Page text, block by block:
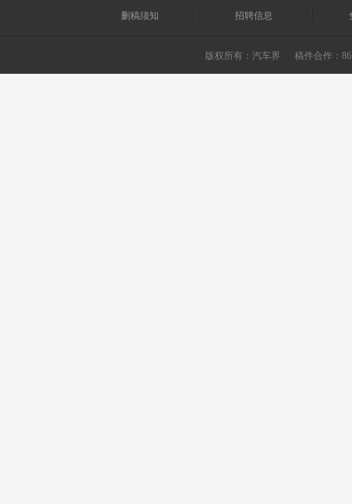
删稿须知 招聘信息
版权所有： 汽车界 稿件合作：